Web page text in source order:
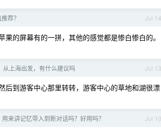
Jul 14
荐？
的屏幕有的一拼，其他的感觉都是惨白惨白的。
Jul 13
从上海出发，有什么建议吗
后到游客中心那里转转，游客中心的草地和湖很漂
Jul 10
来讲记忆带入到新对话吗？好用吗？